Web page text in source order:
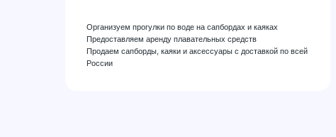
Организуем прогулки по воде на сапбордах и каяках
Предоставляем аренду плавательных средств
Продаем сапборды, каяки и аксессуары с доставкой по всей
России